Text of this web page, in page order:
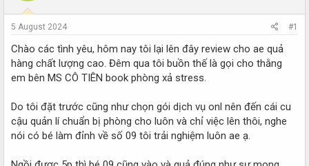
e
r
5 August 2024 #1
Chào các tình yêu, hôm nay tôi lại lên đây review cho ae quả
hàng chất lượng cao. Đêm qua tôi buồn thế là gọi cho thằng
em bên MS CÔ TIÊN book phòng xả stress.
Do tôi đặt trước cũng như chọn gói dịch vụ onl nên đến cái cu
cậu quản lí chuẩn bị phòng cho luôn và chỉ việc lên thôi, nghe
nói có bé làm đỉnh về số 09 tôi trải nghiệm luôn ae ạ.